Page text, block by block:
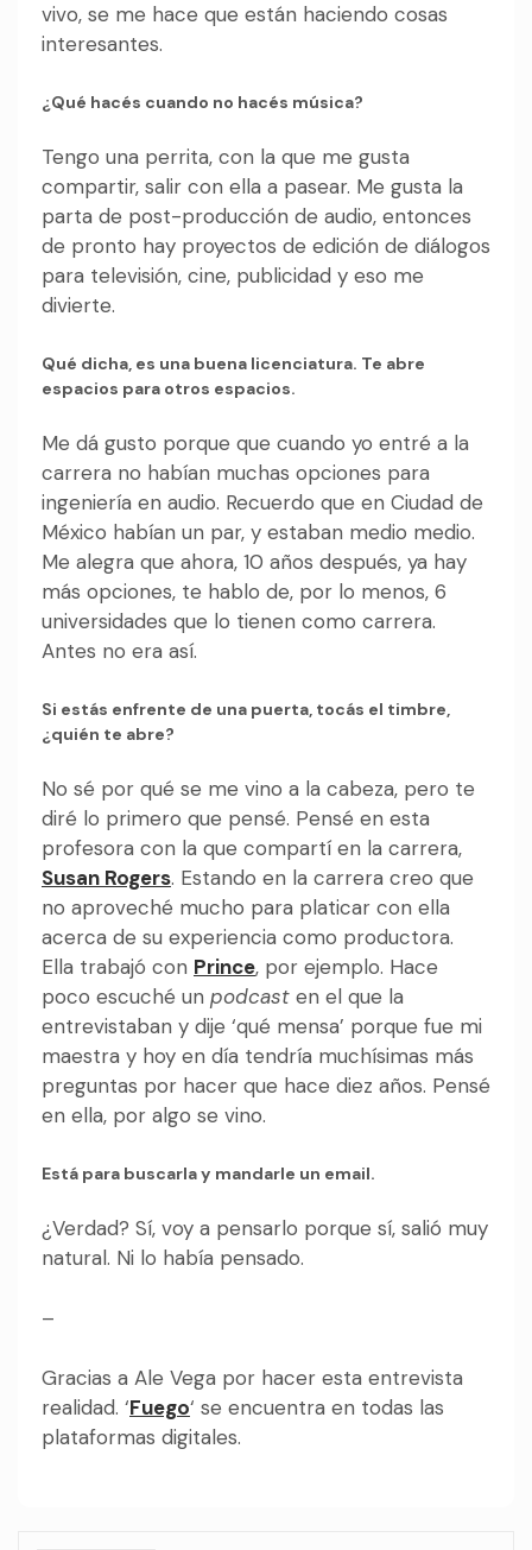
vivo, se me hace que están haciendo cosas
interesantes.
¿Qué hacés cuando no hacés música?
Tengo una perrita, con la que me gusta
compartir, salir con ella a pasear. Me gusta la
parta de post-producción de audio, entonces
de pronto hay proyectos de edición de diálogos
para televisión, cine, publicidad y eso me
divierte.
Qué dicha, es una buena licenciatura. Te abre
espacios para otros espacios.
Me dá gusto porque que cuando yo entré a la
carrera no habían muchas opciones para
ingeniería en audio. Recuerdo que en Ciudad de
México habían un par, y estaban medio medio.
Me alegra que ahora, 10 años después, ya hay
más opciones, te hablo de, por lo menos, 6
universidades que lo tienen como carrera.
Antes no era así.
Si estás enfrente de una puerta, tocás el timbre,
¿quién te abre?
No sé por qué se me vino a la cabeza, pero te
diré lo primero que pensé. Pensé en esta
profesora con la que compartí en la carrera,
Susan Rogers. Estando en la carrera creo que
no aproveché mucho para platicar con ella
acerca de su experiencia como productora.
Ella trabajó con Prince, por ejemplo. Hace
poco escuché un podcast en el que la
entrevistaban y dije ‘qué mensa’ porque fue mi
maestra y hoy en día tendría muchísimas más
preguntas por hacer que hace diez años. Pensé
en ella, por algo se vino.
Está para buscarla y mandarle un email.
¿Verdad? Sí, voy a pensarlo porque sí, salió muy
natural. Ni lo había pensado.
–
Gracias a Ale Vega por hacer esta entrevista
realidad. ‘Fuego‘ se encuentra en todas las
plataformas digitales.